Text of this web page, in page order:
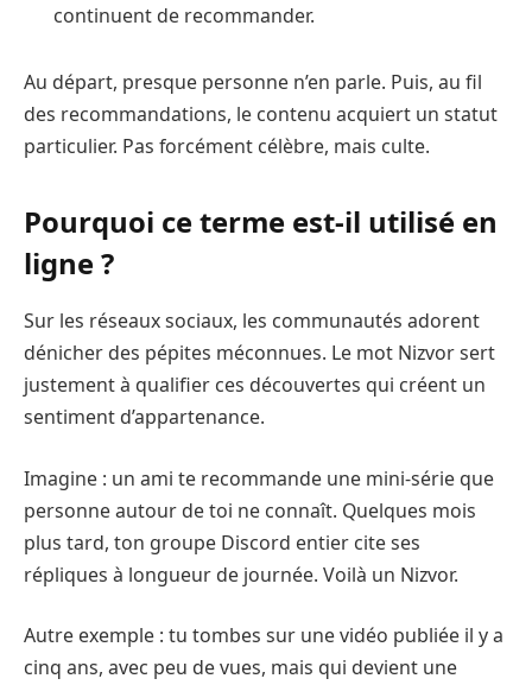
continuent de recommander.
Au départ, presque personne n’en parle. Puis, au fil
des recommandations, le contenu acquiert un statut
particulier. Pas forcément célèbre, mais culte.
Pourquoi ce terme est-il utilisé en
ligne ?
Sur les réseaux sociaux, les communautés adorent
dénicher des pépites méconnues. Le mot Nizvor sert
justement à qualifier ces découvertes qui créent un
sentiment d’appartenance.
Imagine : un ami te recommande une mini-série que
personne autour de toi ne connaît. Quelques mois
plus tard, ton groupe Discord entier cite ses
répliques à longueur de journée. Voilà un Nizvor.
Autre exemple : tu tombes sur une vidéo publiée il y a
cinq ans, avec peu de vues, mais qui devient une